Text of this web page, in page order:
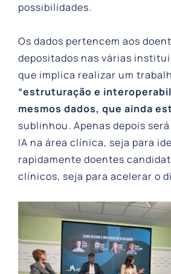
possibilidades.
Os dados pertencem aos
depositados nas várias
que implica realizar um
“estruturação e
mesmos dados, que ainda
sublinhou. Apenas depois
IA na área clínica, seja para
rapidamente doentes
clínicos, seja para acelerar o